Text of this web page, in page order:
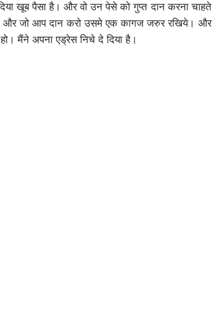
खूब पैसा है। और वो उन पेसे को गुप्त दान करना चाहते
और जो आप दान करो उसमे एक कागज जरुर रखिये। और
हो। मैंने अपना एड्रेस निचे दे दिया है।